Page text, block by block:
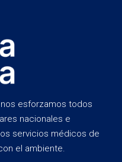
nos esforzamos todos
nacionales e
servicios médicos de
el ambiente.